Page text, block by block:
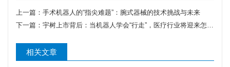
上一篇： 手术机器人的“指尖难题”：腕式器械的技术挑战与未来
下一篇： 宇树上市背后：当机器人学会“行走”，医疗行业将迎来怎样的颠覆？
相关文章